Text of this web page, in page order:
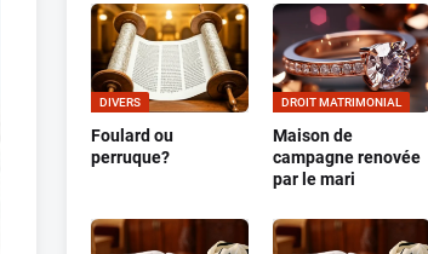
DIVERS
Foulard ou
perruque?
DROIT MATRIMONIAL
Maison de
campagne renovée
par le mari